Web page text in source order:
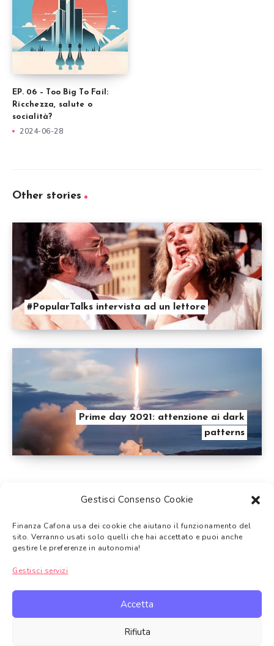
Gestisci Consenso Cookie
Finanza Cafona usa dei cookie che aiutano il funzionamento del
sito. Verranno usati solo quelli che hai accettato e puoi anche
gestire le preferenze in autonomia!
Gestisci servizi
Accetta
Rifiuta
EP. 06 – Too Big To Fail:
Ricchezza, salute o
socialità?
2024-06-28
Other stories
#PopularTalks intervista ad un lettore
Prime day 2021: attenzione ai dark
patterns
Tutti i temi trattati su Finanza Cafona hannosolo uno scopo
informativo e non di sostituzione a una consulenza finanziaria
finanziari, come suggerimento alla vendita o l’acquisto dei prodotti
finanziari trattati.
In alcuni casi Finanza Cafona in qualità di Affiliato Amazon,
Topcashback e di altre piattaforme di affiliazione potrebbe ricevere
un guadagno per ciascun acquisto